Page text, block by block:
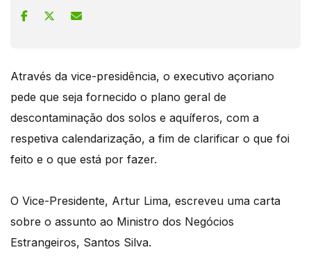
Através da vice-presidência, o executivo açoriano
pede que seja fornecido o plano geral de
descontaminação dos solos e aquíferos, com a
respetiva calendarização, a fim de clarificar o que foi
feito e o que está por fazer.
O Vice-Presidente, Artur Lima, escreveu uma carta
sobre o assunto ao Ministro dos Negócios
Estrangeiros, Santos Silva.